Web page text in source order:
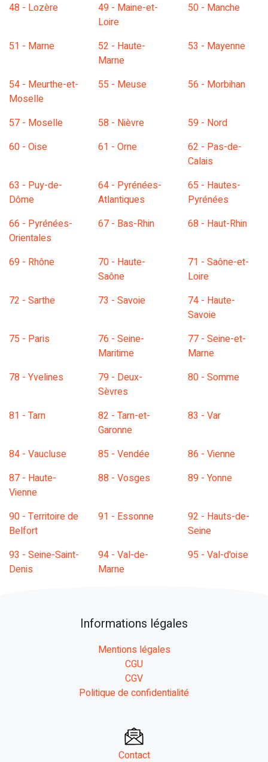
48 - Lozère
49 - Maine-et-
Loire
50 - Manche
51 - Marne
52 - Haute-
Marne
53 - Mayenne
54 - Meurthe-et-
Moselle
55 - Meuse 56 - Morbihan
57 - Moselle 58 - Nièvre
59 - Nord
60 - Oise
61 - Orne
62 - Pas-de-
Calais
63 - Puy-de-
Dôme
64 - Pyrénées-
Atlantiques
65 - Hautes-
Pyrénées
66 - Pyrénées-
Orientales
67 - Bas-Rhin 68 - Haut-Rhin
69 - Rhône
70 - Haute-
Saône
71 - Saône-et-
Loire
72 - Sarthe
73 - Savoie
74 - Haute-
Savoie
75 - Paris
76 - Seine-
Maritime
77 - Seine-et-
Marne
78 - Yvelines
79 - Deux-
Sèvres
80 - Somme
81 - Tarn
82 - Tarn-et-
Garonne
83 - Var
84 - Vaucluse 85 - Vendée
86 - Vienne
87 - Haute-
Vienne
88 - Vosges 89 - Yonne
90 - Territoire de
Belfort
91 - Essonne
92 - Hauts-de-
Seine
93 - Seine-Saint-
Denis
94 - Val-de-
Marne
95 - Val-d'oise
Informations légales
Mentions légales
CGU
CGV
Politique de confidentialité
Contact